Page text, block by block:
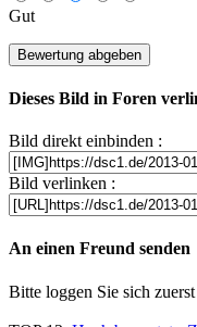
Gut
Dieses Bild in Foren
Bild direkt einbinden :
Bild verlinken :
An einen Freund senden
Bitte loggen Sie sich